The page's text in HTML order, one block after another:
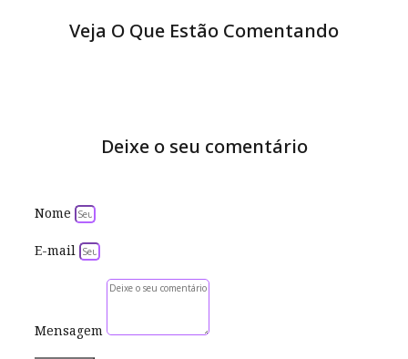
Veja O Que Estão Comentando
Deixe o seu comentário
Nome
E-mail
Mensagem